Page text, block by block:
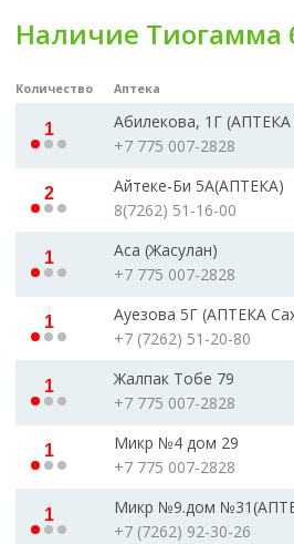
Наличие Тиогамма
Количество Аптека
1
Абилекова, 1Г
+7 775 007-2828
2
Айтеке-Би 5А(АПТЕКА)
8(7262) 51-16-00
1
Аса (Жасулан)
+7 775 007-2828
1
Ауезова 5Г (АПТЕКА
+7 (7262) 51-20-80
1
Жалпак Тобе 79
+7 775 007-2828
1
Микр №4 дом 29
+7 775 007-2828
1
Микр №9.дом
+7 (7262) 92-30-26